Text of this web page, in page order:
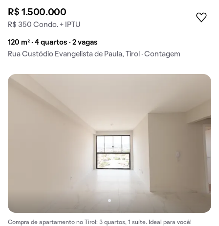
R$ 1.500.000
R$ 350 Condo. + IPTU
120 m² · 4 quartos · 2 vagas
Rua Custódio Evangelista de Paula, Tirol · Contagem
Compra de apartamento no Tirol: 3 quartos, 1 suíte. Ideal para você!